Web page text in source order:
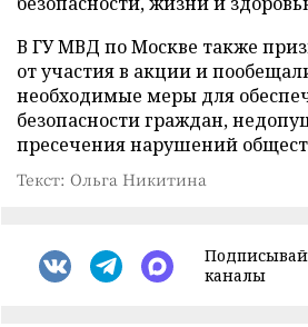
В ГУ МВД по Москве также
от участия в акции и
необходимые меры для
безопасности граждан,
пресечения нарушений
Текст: Ольга Никитина
каналы